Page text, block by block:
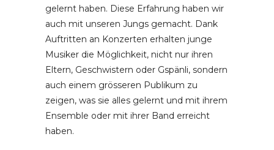
gelernt haben. Diese Erfahrung haben wir
auch mit unseren Jungs gemacht. Dank
Auftritten an Konzerten erhalten junge
Musiker die Möglichkeit, nicht nur ihren
Eltern, Geschwistern oder Gspänli, sondern
auch einem grösseren Publikum zu
zeigen, was sie alles gelernt und mit ihrem
Ensemble oder mit ihrer Band erreicht
haben.